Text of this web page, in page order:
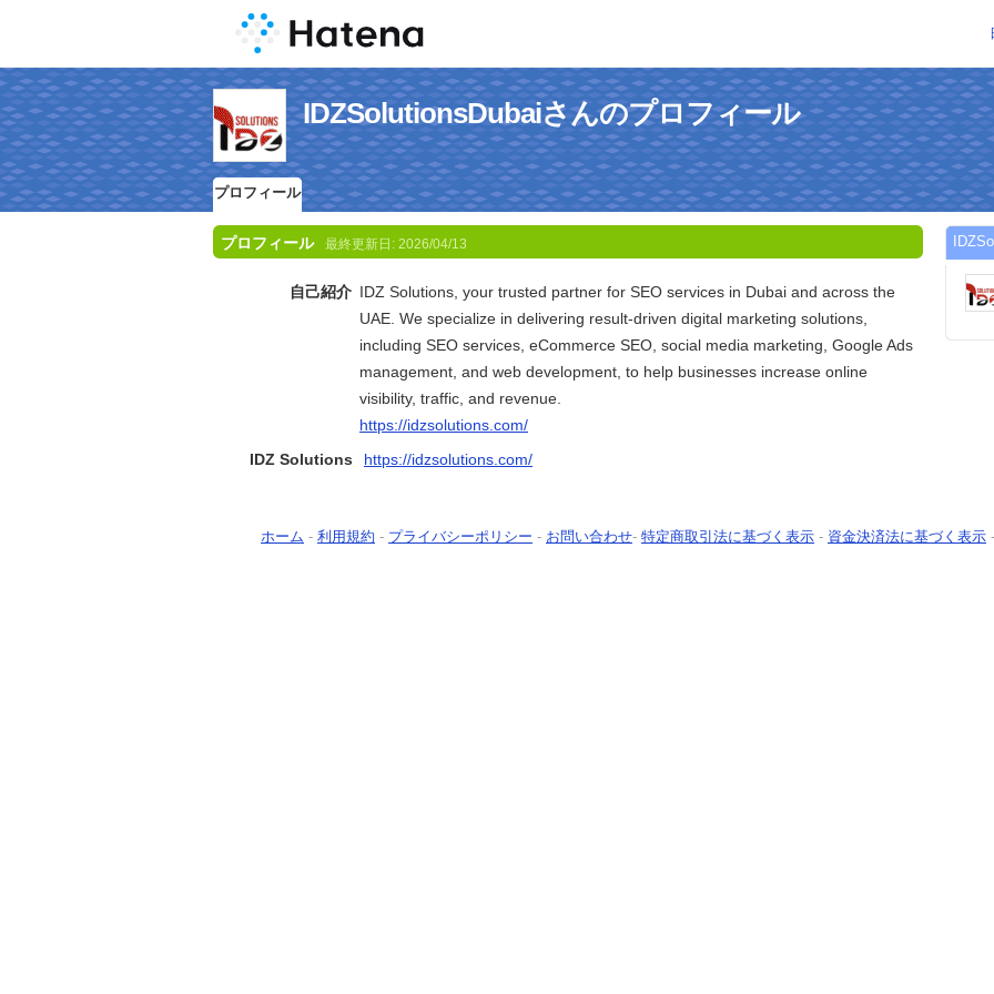
IDZSolutionsDubaiさんのプロフィール
プロフィール
プロフィール 最終更新日: 2026/04/13
自己紹介 IDZ Solutions, your trusted partner for SEO services in Dubai and across the
UAE. We specialize in delivering result-driven digital marketing solutions,
including SEO services, eCommerce SEO, social media marketing, Google Ads
management, and web development, to help businesses increase online
visibility, traffic, and revenue.
https://idzsolutions.com/
IDZ Solutions
https://idzsolutions.com/
ホーム - 利用規約 - プライバシーポリシー - お問い合わせ- 特定商取引法に基づく表示 - 資金決済法に基づく表示 -